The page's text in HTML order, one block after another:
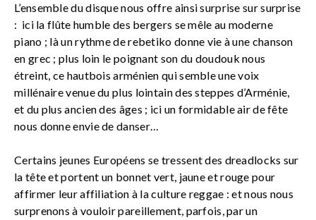
L’ensemble du disque nous offre ainsi surprise sur surprise
: ici la flûte humble des bergers se mêle au moderne
piano ; là un rythme de rebetiko donne vie à une chanson
en grec ; plus loin le poignant son du doudouk nous
étreint, ce hautbois arménien qui semble une voix
millénaire venue du plus lointain des steppes d’Arménie,
et du plus ancien des âges ; ici un formidable air de fête
nous donne envie de danser…
Certains jeunes Européens se tressent des dreadlocks sur
la tête et portent un bonnet vert, jaune et rouge pour
affirmer leur affiliation à la culture reggae : et nous nous
surprenons à vouloir pareillement, parfois, par un